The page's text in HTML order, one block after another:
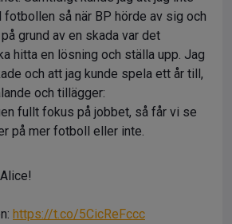
så när BP hörde av sig och
grund av en skada var det
hitta en lösning och ställa upp. Jag
och att jag kunde spela ett år till,
och tillägger:
fullt fokus på jobbet, så får vi se
på mer fotboll eller inte.
https://t.co/5CicReFccc